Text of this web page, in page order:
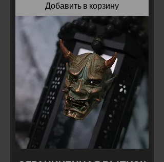
Добавить в корзину